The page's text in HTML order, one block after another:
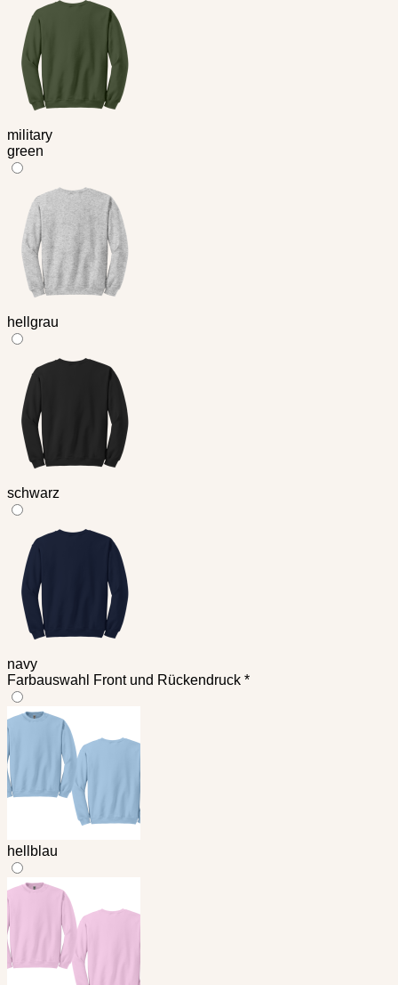
military
green
hellgrau
schwarz
navy
Farbauswahl Front und Rückendruck *
hellblau